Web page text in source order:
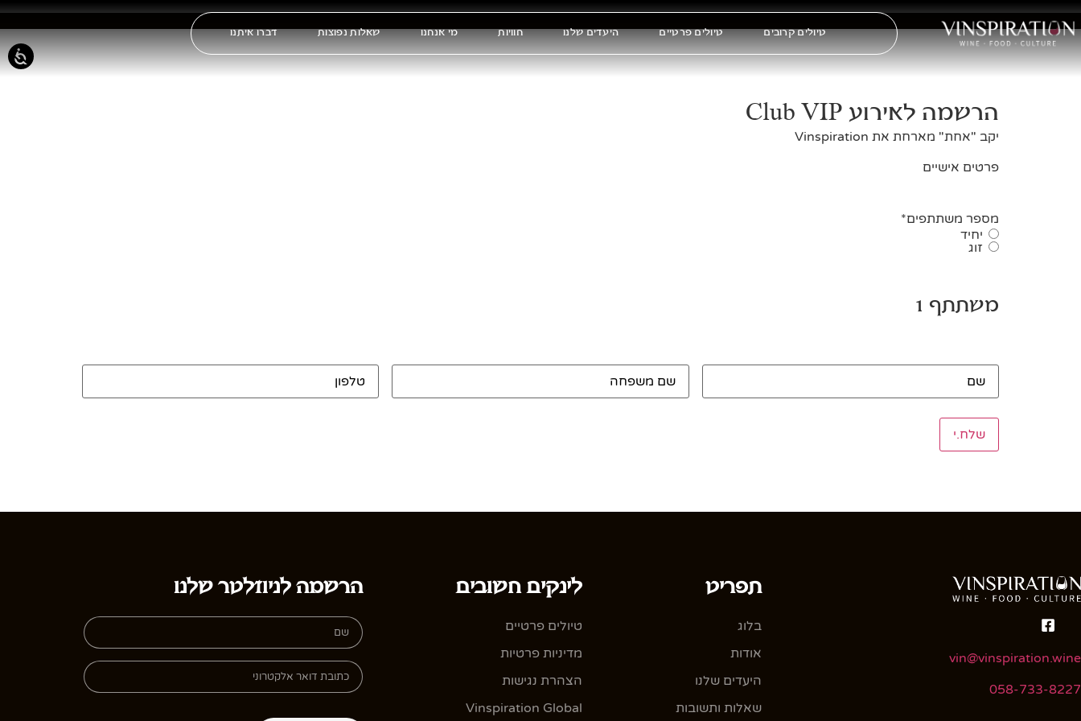
טיולים קרובים טיולים פרטיים היעדים שלנו חוויות מי אנחנו שאלות נפוצות דברו איתנו
הרשמה לאירוע Club VIP
יקב "אחת" מארחת את Vinspiration
פרטים אישיים
מספר משתתפים*
יחיד
זוג
משתתף 1
שם*
שם
משפחה*
טלפון*
vin@vinspiration.wine
058-733-8227
תפריט
בלוג
אודות
היעדים שלנו
שאלות ותשובות
לינקים חשובים
טיולים פרטיים
מדיניות פרטיות
הצהרת נגישות
Vinspiration Global
הרשמה לניוזלטר שלנו